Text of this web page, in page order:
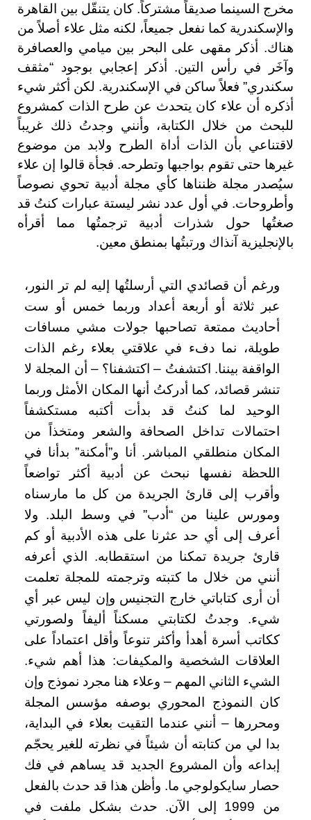
مخرج السينما صديقاً مشتركاً. كان يتنقّل بين القاهرة
والإسكندرية كما نفعل جميعاً، لكنه مثل علاء أصلاً من
هناك. أذكر مقهى على البحر بين ميامي والعصافرة
وآخَر في رأس التين. أذكر إعجابي بوجود “مثقف
سكندري” فعلاً ساكن في الإسكندرية. لكن أكثر شيء
أذكره أن علاء كان يتحدث عن طرح الذات كمشروع
للبحث من خلال الكتابة، وأنني وجدتُ ذلك غريباً
لاقتناعي بأن الذات أداة الطرح ولابد من موضوع
غيرها حتى تقوم بواجبها وتطرحه. فجأة قالوا إن علاء
سيُصدر مجلة ظنناها كأي مجلة أدبية تحوي نصوصاً
وأطروحات. في أول عدد نشر ليستة عبارات كنتُ قد
صغتُها حول شذرات أدبية ترجمتُها مما أقرأه
بالإنجليزية آنذاك ورتبتُها بمنطق معين.
ورغم أن قصائدي التي أرسلتُها إليه لم تر النور،
عبر ثلاثة أو أربعة أعداد وربما خمس أو ست
أحاديث ممتعة تصاحبها جولات مشي مسافات
طويلة، نما دفء في علاقتي بعلاء رغم الذات
الواقفة بيننا. اكتشفتُ – اكتشفنا؟ – أن المجلة لا
تنشر قصائد، كما أدركتُ أنها المكان الأمثل وربما
الوحيد لما كنتُ قد بدأت أكتبه مستكشفاً
احتمالات تداخل الصحافة والشعر ومتخذاً من
المكان منطلقي المباشر. أنا و”أمكنة” بدأنا في
اللحظة نفسها نبحث عن أدبية أكثر تواضعاً
وأقرب إلى قارئ الجريدة من كل ما مارسناه
ومورس علينا من “أدب” في وسط البلد. ولا
أعرف إلى أي حد عثرنا على هذه الأدبية أو كم
قارئ جريدة تمكنا من استقطابه. الذي أعرفه
أنني من خلال ما كتبته وترجمته للمجلة تعلمت
أن أرى كتاباتي خارج التجنيس وإن ليس عبر أي
شيء. وجدتُ لكتابتي مسكناً أليفاً ولصورتي
ككاتب أسرة أهدأ وأكثر تنوعاً وأقل اعتماداً على
العلاقات الشخصية والمكيفات: هذا أهم شيء.
الشيء الثاني المهم – وعلاء هنا مجرد نموذج وإن
كان النموذج المحوري بوصفه مؤسس المجلة
ومحررها – أنني عندما التقيت بعلاء في البداية،
بدا لي من كتابته أن شيئاً في نظرته للغير يحجّم
إبداعه وأن المشروع الجديد قد يساهم في فك
حصار سايكولوجي ما. وأظن هذا قد حدث بالفعل
من 1999 إلى الآن. حدث بشكل ملفت في